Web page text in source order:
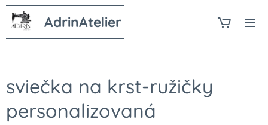
AdrinAtelier
sviečka na krst-ružičky
personalizovaná